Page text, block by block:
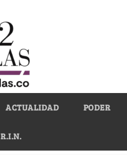
ACTUALIDAD PODER
R.I.N.